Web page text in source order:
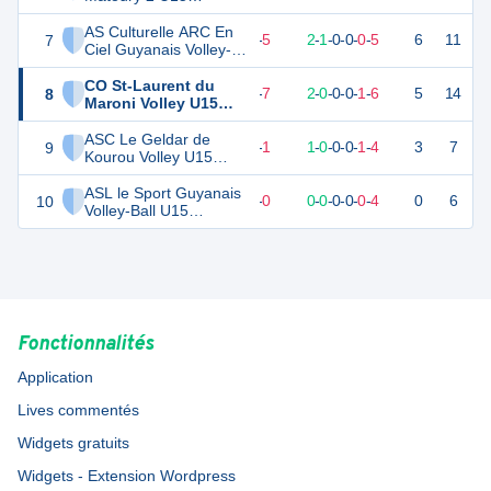
Féminines
7
AS Culturelle ARC En
Ciel Guyanais Volley-
Ball U15 Féminines
8
CO St-Laurent du
Maroni Volley U15
Féminines
9
ASC Le Geldar de
Kourou Volley U15
Féminines
10
ASL le Sport Guyanais
Volley-Ball U15
Féminines
9 8 -5 2-1-0-0-0-5 6 11
6 9 -7 2-0-0-0-1-6 5 14
3 -1 1-0-0-0-1-4 3 7
0 4 -0 0-0-0-0-0-4 0 6
Fonctionnalités
Application
Lives commentés
Widgets gratuits
Widgets - Extension Wordpress